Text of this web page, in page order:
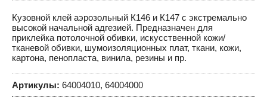
Кузовной клей аэрозольный К146 и К147 с экстремально
высокой начальной адгезией. Предназначен для
приклейка потолочной обивки, искусственной кожи/
тканевой обивки, шумоизоляционных плат, ткани, кожи,
картона, пенопласта, винила, резины и пр.
Артикулы: 64004010, 64004000